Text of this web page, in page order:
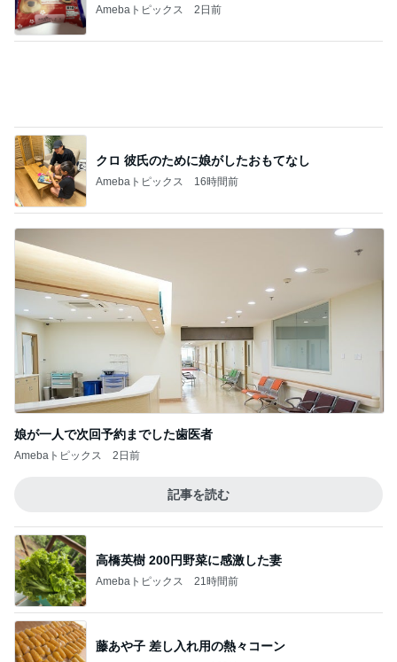
Amebaトピックス 2日前
クロ 彼氏のために娘がしたおもてなし
Amebaトピックス 16時間前
娘が一人で次回予約までした歯医者
Amebaトピックス 2日前
記事を読む
高橋英樹 200円野菜に感激した妻
Amebaトピックス 21時間前
藤あや子 差し入れ用の熱々コーン